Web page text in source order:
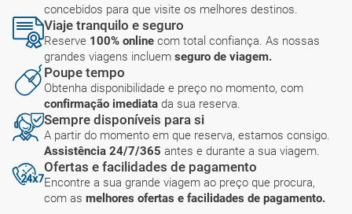
concebidos para que visite os melhores destinos.
Viaje tranquilo e seguro
Reserve 100% online com total confiança. As nossas
grandes viagens incluem seguro de viagem.
Poupe tempo
Obtenha disponibilidade e preço no momento, com
confirmação imediata da sua reserva.
Sempre disponíveis para si
A partir do momento em que reserva, estamos consigo.
Assistência 24/7/365 antes e durante a sua viagem.
Ofertas e facilidades de pagamento
Encontre a sua grande viagem ao preço que procura,
com as melhores ofertas e facilidades de pagamento.